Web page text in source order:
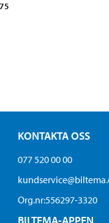
KONTAKTA OSS
077 520 00 00
Org.nr:556297-3320